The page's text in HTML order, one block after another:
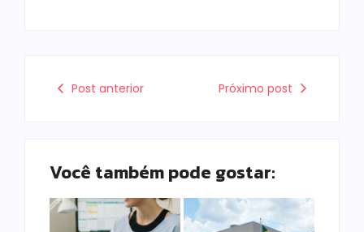
Post anterior Próximo post
Você também pode gostar: